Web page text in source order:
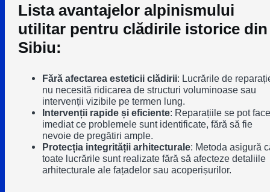
Lista avantajelor alpinismului
utilitar pentru clădirile istorice din
Sibiu:
Fără afectarea esteticii clădirii: Lucrările de
nu necesită ridicarea de structuri voluminoase sau
intervenții vizibile pe termen lung.
Intervenții rapide și eficiente: Reparațiile se pot face
imediat ce problemele sunt identificate, fără să fie
nevoie de pregătiri ample.
Protecția integrității arhitecturale: Metoda asigură
toate lucrările sunt realizate fără să afecteze detaliile
arhitecturale ale fațadelor sau acoperișurilor.